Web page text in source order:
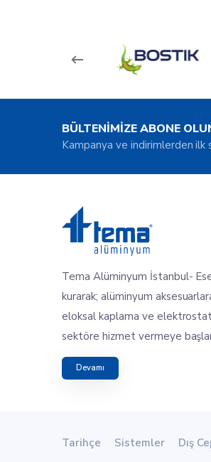
BÜLTENİMİZE ABONE
Kampanya ve indirimlerden ilk
Tema Alüminyum İstanbul-
kurarak; alüminyum
eloksal kaplama ve
sektöre hizmet vermeye
Devamı
Tarihçe Sistemler Dış